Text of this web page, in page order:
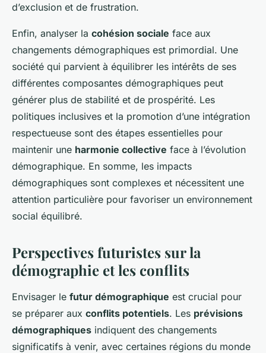
d’exclusion et de frustration.
Enfin, analyser la cohésion sociale face aux
changements démographiques est primordial. Une
société qui parvient à équilibrer les intérêts de ses
différentes composantes démographiques peut
générer plus de stabilité et de prospérité. Les
politiques inclusives et la promotion d’une intégration
respectueuse sont des étapes essentielles pour
maintenir une harmonie collective face à l’évolution
démographique. En somme, les impacts
démographiques sont complexes et nécessitent une
attention particulière pour favoriser un environnement
social équilibré.
Perspectives futuristes sur la
démographie et les conflits
Envisager le futur démographique est crucial pour
se préparer aux conflits potentiels. Les prévisions
démographiques indiquent des changements
significatifs à venir, avec certaines régions du monde